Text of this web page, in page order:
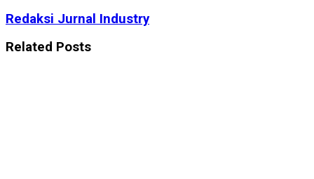
Redaksi Jurnal Industry
Related Posts